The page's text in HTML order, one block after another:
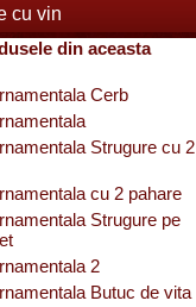
cu vin
din aceasta
Cerb
Strugure cu 2
cu 2 pahare
Strugure pe
2
Butuc de vita